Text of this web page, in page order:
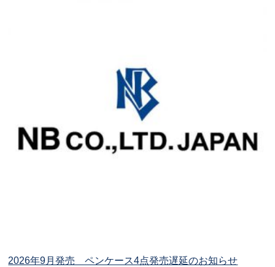
2026年9月発売 ペンケース4点発売遅延のお知らせ